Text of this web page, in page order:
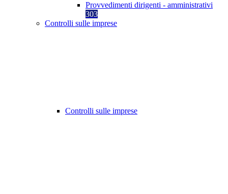
Provvedimenti dirigenti - amministrativi
303
Controlli sulle imprese
Controlli sulle imprese